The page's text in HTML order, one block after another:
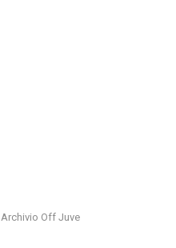
Archivio Off Juve